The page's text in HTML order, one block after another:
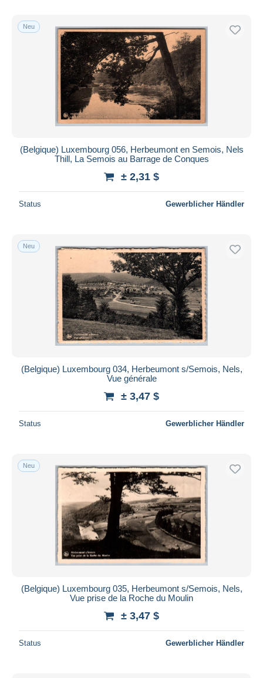
Neu
(Belgique) Luxembourg 056, Herbeumont en Semois, Nels
Thill, La Semois au Barrage de Conques
± 2,31 $
Status Gewerblicher Händler
Neu
(Belgique) Luxembourg 034, Herbeumont s/Semois, Nels,
Vue générale
± 3,47 $
Status Gewerblicher Händler
Neu
(Belgique) Luxembourg 035, Herbeumont s/Semois, Nels,
Vue prise de la Roche du Moulin
± 3,47 $
Status Gewerblicher Händler